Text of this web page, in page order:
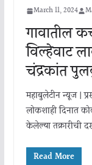
March 11, 2024
गावातील
विल्हेवाट
चंद्रकांत
महाबुलेटीन न्यूज |
लोकशाही दिनात
केलेल्या तक्रारीची
Read More